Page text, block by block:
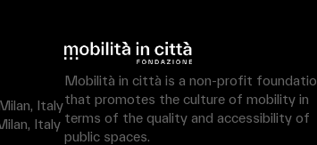
Italy
Italy
Mobilità in città is a non-profit
that promotes the culture of mobility in
terms of the quality and accessibility of
public spaces.